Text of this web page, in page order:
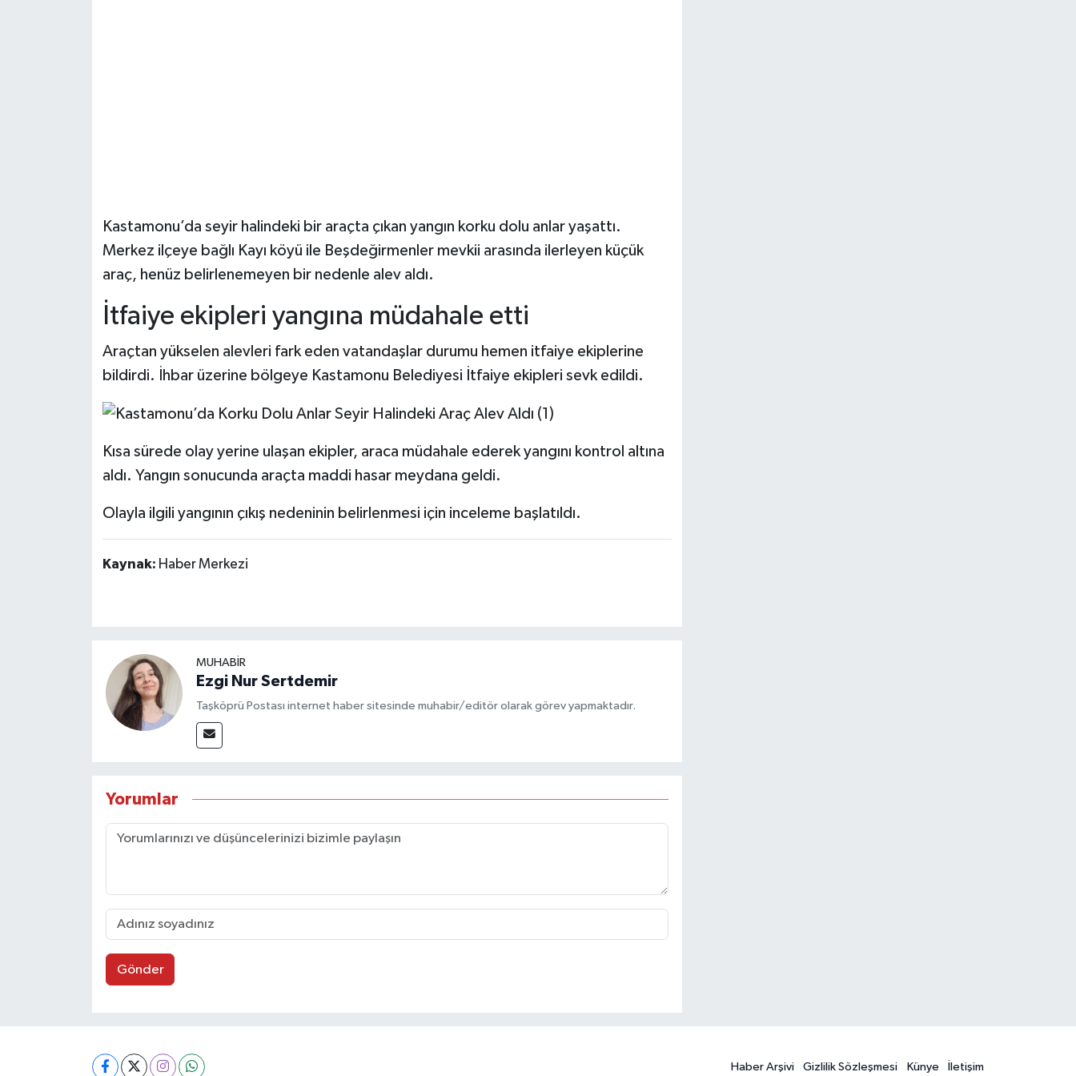
Kastamonu’da seyir halindeki bir araçta çıkan yangın korku dolu anlar yaşattı.
Merkez ilçeye bağlı Kayı köyü ile Beşdeğirmenler mevkii arasında ilerleyen küçük
araç, henüz belirlenemeyen bir nedenle alev aldı.
İtfaiye ekipleri yangına müdahale etti
Araçtan yükselen alevleri fark eden vatandaşlar durumu hemen itfaiye ekiplerine
bildirdi. İhbar üzerine bölgeye Kastamonu Belediyesi İtfaiye ekipleri sevk edildi.
Kısa sürede olay yerine ulaşan ekipler, araca müdahale ederek yangını kontrol altına
aldı. Yangın sonucunda araçta maddi hasar meydana geldi.
Olayla ilgili yangının çıkış nedeninin belirlenmesi için inceleme başlatıldı.
Kaynak: Haber Merkezi
MUHABİR
Ezgi Nur Sertdemir
Taşköprü Postası internet haber sitesinde muhabir/editör olarak görev yapmaktadır.
Yorumlar
Gönder
Haber Arşivi Gizlilik Sözleşmesi Künye İletişim
Ulusal Haberler
Teknoloji Haberleri
Siyaset Haberleri
Yerel Haberler
Haber Arşivi